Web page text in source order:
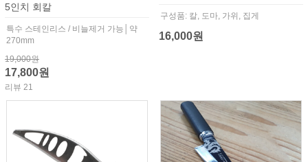
5인치 회칼
특수 스테인리스 / 비늘제거 가능│약
270mm
19,000원
17,800원
리뷰 21
구성품: 칼, 도마, 가위, 집게
16,000원